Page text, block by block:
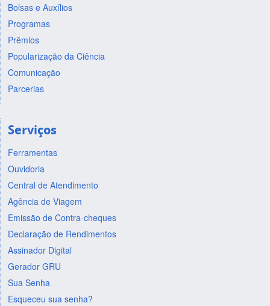
Bolsas e Auxílios
Programas
Prêmios
Popularização da Ciência
Comunicação
Parcerias
Serviços
Ferramentas
Ouvidoria
Central de Atendimento
Agência de Viagem
Emissão de Contra-cheques
Declaração de Rendimentos
Assinador Digital
Gerador GRU
Sua Senha
Esqueceu sua senha?